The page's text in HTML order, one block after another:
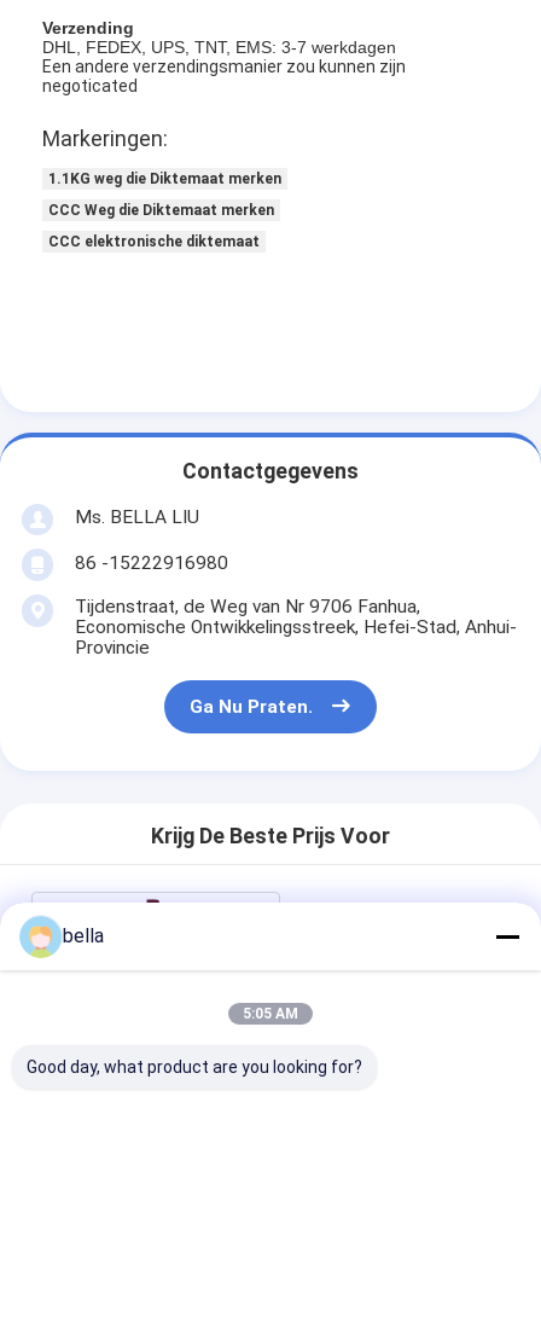
Teken Retroreflectometer
Handbediende Retroreflectometer
Retro Weerspiegelende Noteringen
Auto Weerspiegelende Stickers
Verzending
DHL, FEDEX, UPS, TNT, EMS: 3-7 werkdagen
Een andere verzendingsmanier zou kunnen zijn
negoticated
Markeringen:
1.1KG weg die Diktemaat merken
CCC Weg die Diktemaat merken
CCC elektronische diktemaat
Contactgegevens
Ms. BELLA LIU
86 -15222916980
Tijdenstraat, de Weg van Nr 9706 Fanhua,
Economische Ontwikkelingsstreek, Hefei-Stad, Anhui-
Provincie
Ga Nu Praten.
Krijg De Beste Prijs Voor
Chatten
bella
5:05 AM
Good day, what product are you looking for?